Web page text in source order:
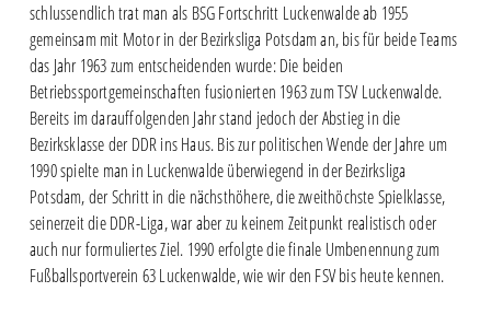
schlussendlich trat man als BSG Fortschritt Luckenwalde ab 1955
gemeinsam mit Motor in der Bezirksliga Potsdam an, bis für beide Teams
das Jahr 1963 zum entscheidenden wurde: Die beiden
Betriebssportgemeinschaften fusionierten 1963 zum TSV Luckenwalde.
Bereits im darauffolgenden Jahr stand jedoch der Abstieg in die
Bezirksklasse der DDR ins Haus. Bis zur politischen Wende der Jahre um
1990 spielte man in Luckenwalde überwiegend in der Bezirksliga
Potsdam, der Schritt in die nächsthöhere, die zweithöchste Spielklasse,
seinerzeit die DDR-Liga, war aber zu keinem Zeitpunkt realistisch oder
auch nur formuliertes Ziel. 1990 erfolgte die finale Umbenennung zum
Fußballsportverein 63 Luckenwalde, wie wir den FSV bis heute kennen.